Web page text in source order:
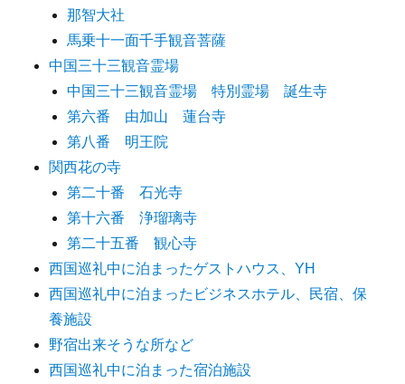
那智大社
馬乗十一面千手観音菩薩
中国三十三観音霊場
中国三十三観音霊場 特別霊場 誕生寺
第六番 由加山 蓮台寺
第八番 明王院
関西花の寺
第二十番 石光寺
第十六番 浄瑠璃寺
第二十五番 観心寺
西国巡礼中に泊まったゲストハウス、YH
西国巡礼中に泊まったビジネスホテル、民宿、保
養施設
野宿出来そうな所など
西国巡礼中に泊まった宿泊施設